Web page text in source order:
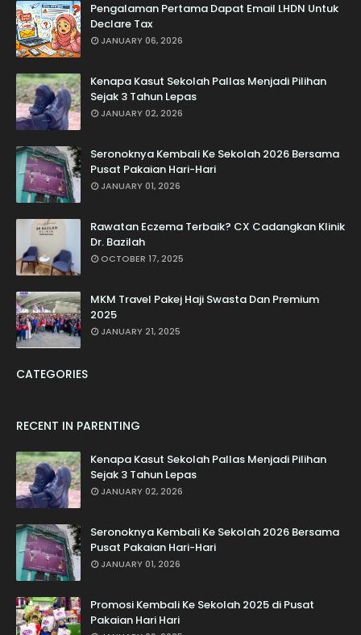
Pengalaman Pertama Dapat Email LHDN Untuk
Declare Tax
JANUARY 06, 2026
Kenapa Kasut Sekolah Pallas Menjadi Pilihan
Sejak 3 Tahun Lepas
JANUARY 02, 2026
Seronoknya Kembali Ke Sekolah 2026 Bersama
Pusat Pakaian Hari-Hari
JANUARY 01, 2026
Rawatan Eczema Terbaik? CX Cadangkan Klinik
Dr. Bazilah
OCTOBER 17, 2025
MKM Travel Pakej Haji Swasta Dan Premium
2025
JANUARY 21, 2025
CATEGORIES
RECENT IN PARENTING
Kenapa Kasut Sekolah Pallas Menjadi Pilihan
Sejak 3 Tahun Lepas
JANUARY 02, 2026
Seronoknya Kembali Ke Sekolah 2026 Bersama
Pusat Pakaian Hari-Hari
JANUARY 01, 2026
Promosi Kembali Ke Sekolah 2025 di Pusat
Pakaian Hari Hari